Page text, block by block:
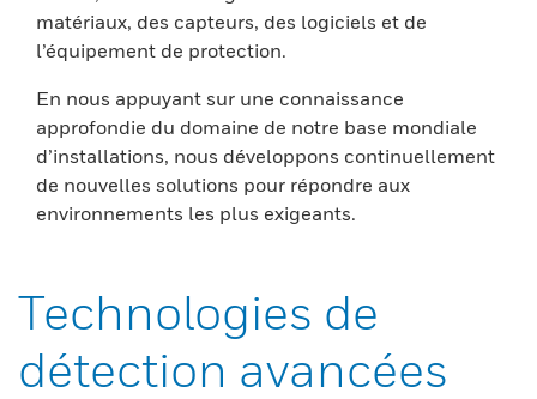
matériaux, des capteurs, des logiciels et de
l’équipement de protection.
En nous appuyant sur une connaissance
approfondie du domaine de notre base mondiale
d’installations, nous développons continuellement
de nouvelles solutions pour répondre aux
environnements les plus exigeants.
Technologies de
détection avancées